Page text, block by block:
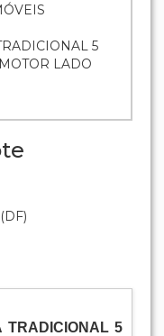
5
LADO
TRADICIONAL 5